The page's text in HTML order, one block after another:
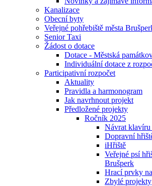
Kanalizace
Obecní byty
Veřejné pohřebiště města
Senior Taxi
Žádost o dotace
Dotace - Městská
Individuální dotace z
Participativní rozpočet
Aktuality
Pravidla a harmonogram
Jak navrhnout projekt
Předložené projekty
Ročník 2025
Návrat
Dopravní
iHřiště
Veřejné psí
Brušperk
Hrací prvky
Zbylé projekty